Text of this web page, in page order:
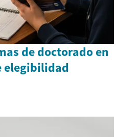
de doctorado en
elegibilidad